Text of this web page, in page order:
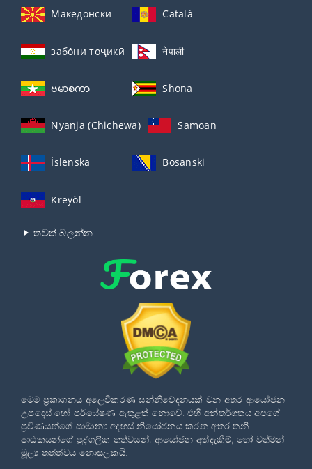
Македонски Català
забо́ни тоҷикӣ́ नेपाली
ဗမာစကာ Shona
Nyanja (Chichewa) Samoan
Íslenska Bosanski
Kreyòl
තවත් බලන්න
මෙම ප්‍රකාශනය අලෙවිකරණ සන්නිවේදනයක් වන අතර ආයෝජන
උපදෙස් හෝ පර්යේෂණ ඇතුළත් නොවේ. එහි අන්තර්ගතය අපගේ
ප්‍රවීණයන්ගේ සාමාන්‍ය අදහස් නියෝජනය කරන අතර තනි
පාඨකයන්ගේ පුද්ගලික තත්වයන්, ආයෝජන අත්දැකීම්, හෝ වත්මන්
මූල්‍ය තත්ත්වය නොසලකයි.